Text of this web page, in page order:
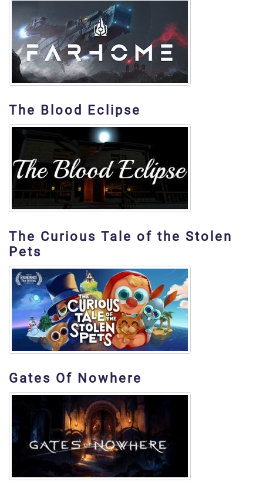
The Blood Eclipse
The Curious Tale of the Stolen
Pets
Gates Of Nowhere